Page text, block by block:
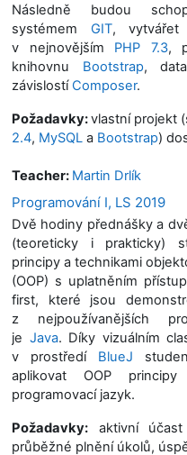
Následně budou
systémem GIT, vytvářet
v nejnovějším PHP 7.3,
knihovnu Bootstrap,
závislostíComposer.
Požadavky:vlastní projekt
2.4, MySQL a Bootstrap)
Teacher: Martin Drlík
Programování I, LS 2019
Dvě hodiny přednášky a
(teoreticky i prakticky)
principy a technikami
(OOP) s uplatněním
first, které jsou
z nejpoužívanějších
je Java. Díky vizuálním
v prostředí BlueJ
aplikovat OOP
programovací jazyk.
Požadavky: aktivní
průběžné plnění úkolů,